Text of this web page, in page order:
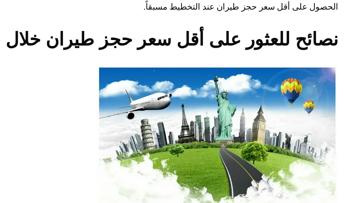
الحصول على أقل سعر حجز طيران عند التخطيط مسبقاً.
نصائح للعثور على أقل سعر حجز طيران